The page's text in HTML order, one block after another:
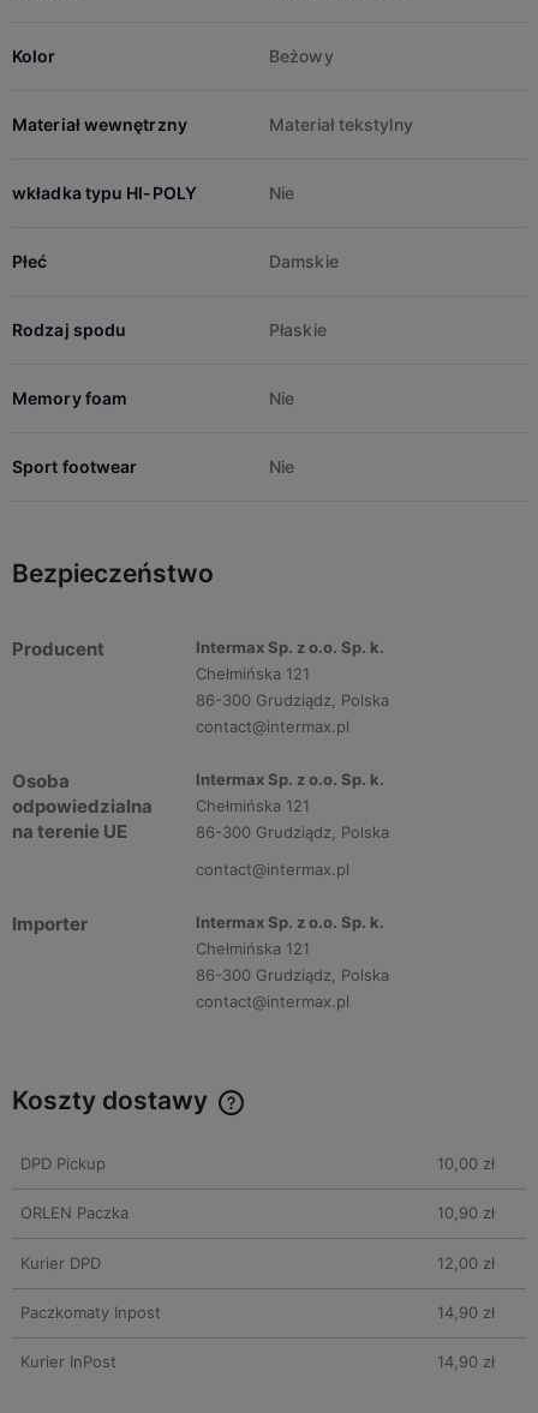
Kolor Beżowy
Materiał wewnętrzny Materiał tekstylny
wkładka typu HI-POLY Nie
Płeć Damskie
Rodzaj spodu Płaskie
Memory foam Nie
Sport footwear Nie
Bezpieczeństwo
Producent
Intermax Sp. z o.o. Sp. k.
Chełmińska 121
86-300 Grudziądz, Polska
contact@intermax.pl
Osoba
odpowiedzialna
na terenie UE
Intermax Sp. z o.o. Sp. k.
Chełmińska 121
86-300 Grudziądz, Polska
contact@intermax.pl
Importer
Intermax Sp. z o.o. Sp. k.
Chełmińska 121
86-300 Grudziądz, Polska
contact@intermax.pl
Koszty dostawy
DPD Pickup 10,00 zł
ORLEN Paczka 10,90 zł
Kurier DPD 12,00 zł
Paczkomaty Inpost 14,90 zł
Kurier InPost 14,90 zł